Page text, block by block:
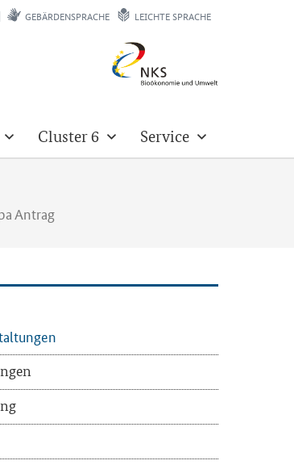
GEBÄRDENSPRACHE LEICHTE SPRACHE
Cluster 6 Service
Antrag